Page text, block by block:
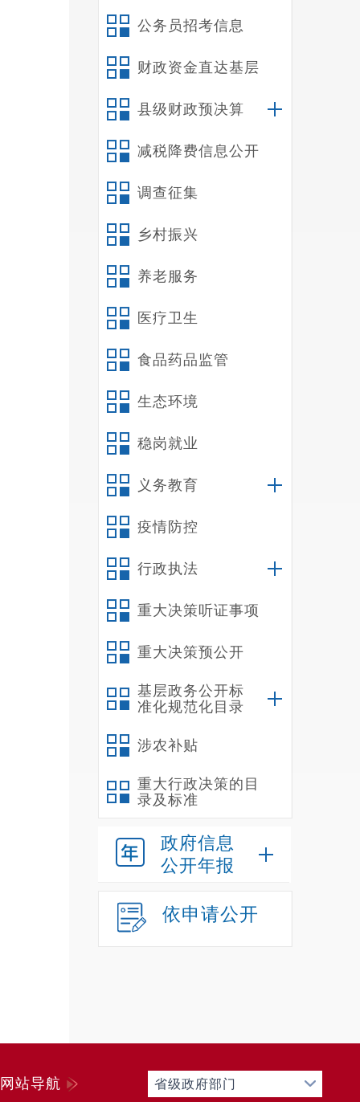
公务员招考信息
财政资金直达基层
县级财政预决算
减税降费信息公开
调查征集
乡村振兴
养老服务
医疗卫生
食品药品监管
生态环境
稳岗就业
义务教育
疫情防控
行政执法
重大决策听证事项
重大决策预公开
基层政务公开标
准化规范化目录
涉农补贴
重大行政决策的目
录及标准
政府信息
公开年报
依申请公开
网站导航 省级政府部门